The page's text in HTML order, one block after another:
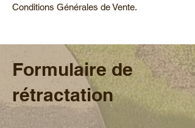
Conditions Générales de Vente.
Formulaire de
rétractation